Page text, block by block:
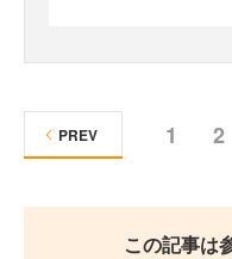
1 2
PREV
この記事は